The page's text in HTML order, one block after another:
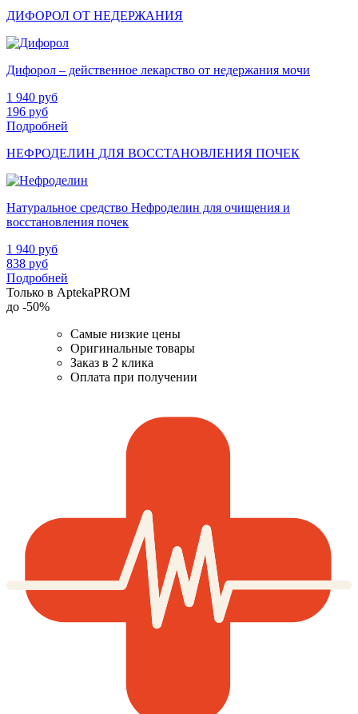
ДИФОРОЛ ОТ НЕДЕРЖАНИЯ
Дифорол – действенное лекарство от недержания мочи
1 940 руб
196 руб
Подробней
НЕФРОДЕЛИН ДЛЯ ВОССТАНОВЛЕНИЯ ПОЧЕК
Натуральное средство Нефроделин для очищения и
восстановления почек
1 940 руб
838 руб
Подробней
Только в AptekaPROM
до -50%
Самые низкие цены
Оригинальные товары
Заказ в 2 клика
Оплата при получении